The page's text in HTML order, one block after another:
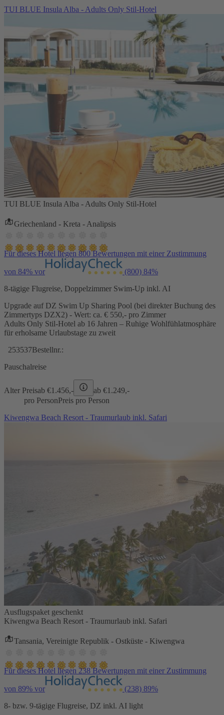
TUI BLUE Insula Alba - Adults Only Stil-Hotel
TUI BLUE Insula Alba - Adults Only Stil-Hotel
Griechenland - Kreta - Analipsis
Für dieses Hotel liegen 800 Bewertungen mit einer Zustimmung
von 84% vor (800) 84%
8-tägige Flugreise, Doppelzimmer Swim-Up inkl. AI
Upgrade auf DZ Swim Up Sharing Pool (bei direkter Buchung des
Zimmertyps DZX2) - Wert: ca. € 550,- pro Zimmer
Adults Only Stil-Hotel ab 16 Jahren – Ruhige Wohlfühlatmosphäre
für erholsame Urlaubstage zu zweit
253537Bestellnr.:
Pauschalreise
Alter Preisab €1.456,- ab €1.249,-
pro PersonPreis pro Person
Kiwengwa Beach Resort - Traumurlaub inkl. Safari
Ausflugspaket geschenkt
Kiwengwa Beach Resort - Traumurlaub inkl. Safari
Tansania, Vereinigte Republik - Ostküste - Kiwengwa
Für dieses Hotel liegen 238 Bewertungen mit einer Zustimmung
von 89% vor (238) 89%
8- bzw. 9-tägige Flugreise, DZ inkl. AI light